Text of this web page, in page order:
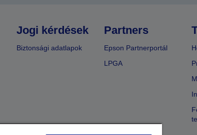
Jogi kérdések
Biztonsági adatlapok
Partners
Epson Partnerportál
LPGA